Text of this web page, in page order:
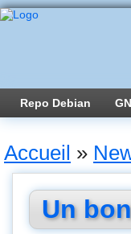
Repo Debian
Accueil »
Un